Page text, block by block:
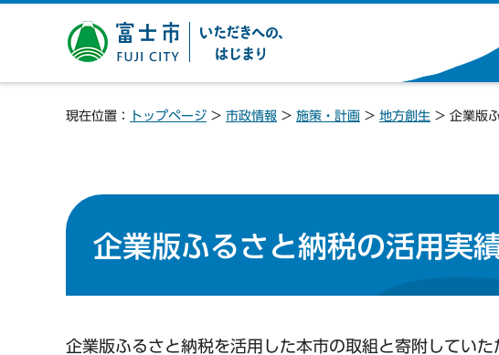
富士市 いただきへの、は
じまり
現在位置： トップページ > 市政情報 > 施策・計画 > 地方創生 > 企業版
企業版ふるさと納税の活用実
企業版ふるさと納税を活用した本市の取組と寄附していた